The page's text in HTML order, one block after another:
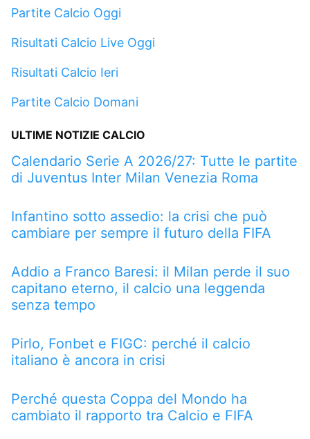
Partite Calcio Oggi
Risultati Calcio Live Oggi
Risultati Calcio Ieri
Partite Calcio Domani
ULTIME NOTIZIE CALCIO
Calendario Serie A 2026/27: Tutte le partite
di Juventus Inter Milan Venezia Roma
Infantino sotto assedio: la crisi che può
cambiare per sempre il futuro della FIFA
Addio a Franco Baresi: il Milan perde il suo
capitano eterno, il calcio una leggenda
senza tempo
Pirlo, Fonbet e FIGC: perché il calcio
italiano è ancora in crisi
Perché questa Coppa del Mondo ha
cambiato il rapporto tra Calcio e FIFA